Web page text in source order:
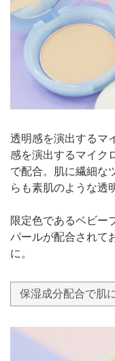
透明感を演出するマ
感を演出するマイク
で配合。肌に繊細な
らも素肌のような透
限定色であるベビー
パールが配合されて
に。
保湿成分配合で肌